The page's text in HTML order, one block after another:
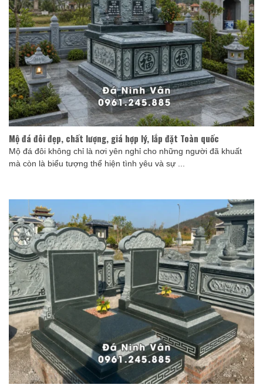
Mộ đá đôi đẹp, chất lượng, giá hợp lý, lắp đặt Toàn quốc
Mộ đá đôi không chỉ là nơi yên nghỉ cho những người đã khuất
mà còn là biểu tượng thể hiện tình yêu và sự ...